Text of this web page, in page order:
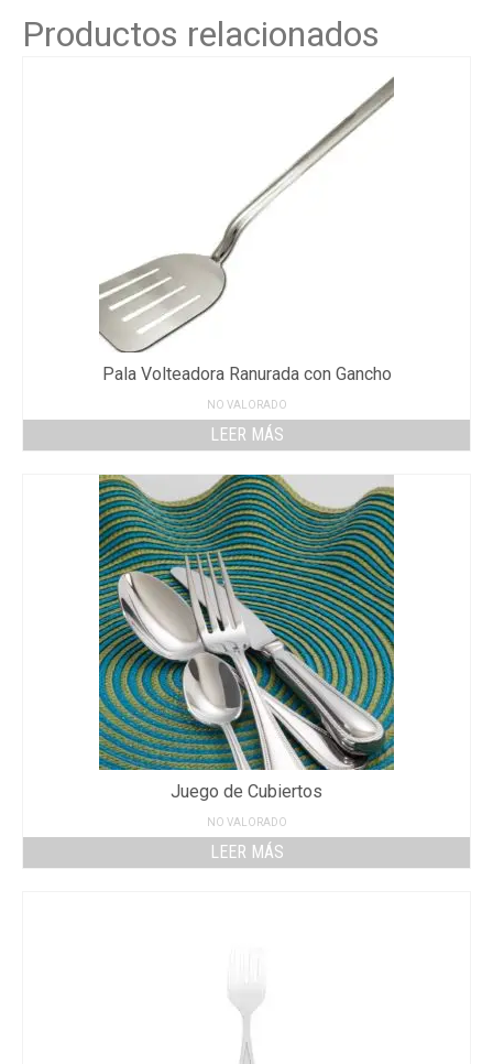
Productos relacionados
Pala Volteadora Ranurada con Gancho
NO VALORADO
LEER MÁS
Juego de Cubiertos
NO VALORADO
LEER MÁS